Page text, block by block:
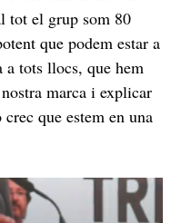
tot el grup som 80
que podem estar a
a tots llocs, que hem
marca i explicar
que estem en una